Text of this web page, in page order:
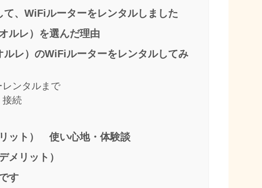
、WiFiルーターをレンタルしました
ルレ）を選んだ理由
ルレ）のWiFiルーターをレンタルしてみ
ンタルまで
続
ット） 使い心地・体験談
メリット）
す